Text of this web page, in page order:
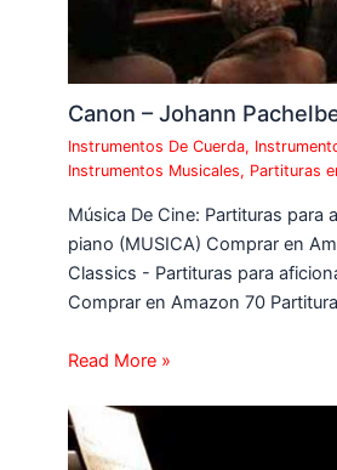
Canon – Johann
Instrumentos De Cuerda,
Instrumentos Musicales, Partituras
Música De Cine: Partituras para
piano (MUSICA) Comprar en
Classics - Partituras para
Comprar en Amazon 70
Read More »